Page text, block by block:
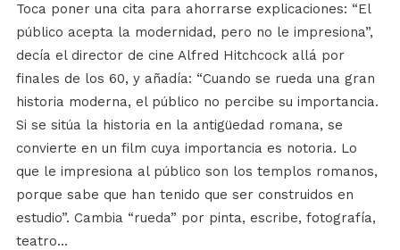
Toca poner una cita para ahorrarse explicaciones: “El
público acepta la modernidad, pero no le impresiona”,
decía el director de cine Alfred Hitchcock allá por
finales de los 60, y añadía: “Cuando se rueda una gran
historia moderna, el público no percibe su importancia.
Si se sitúa la historia en la antigüedad romana, se
convierte en un film cuya importancia es notoria. Lo
que le impresiona al público son los templos romanos,
porque sabe que han tenido que ser construidos en
estudio”. Cambia “rueda” por pinta, escribe, fotografía,
teatro…